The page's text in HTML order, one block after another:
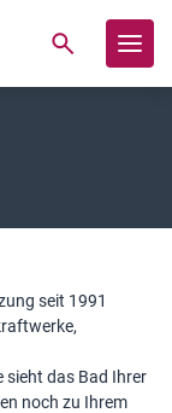
seit 1991
sieht das Bad Ihrer
noch zu Ihrem